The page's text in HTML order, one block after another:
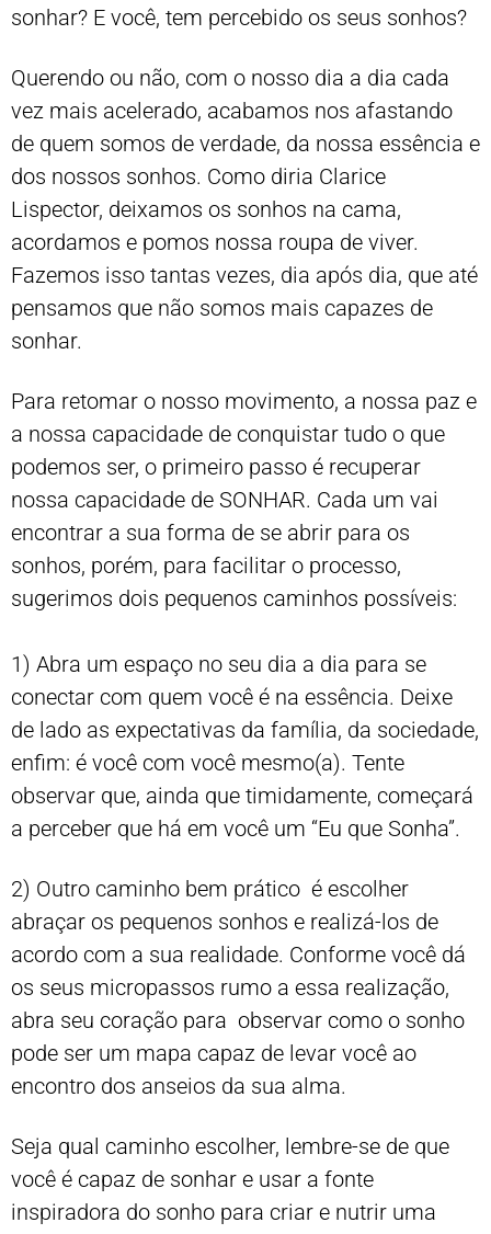
sonhar? E você, tem percebido os seus sonhos?
Querendo ou não, com o nosso dia a dia cada
vez mais acelerado, acabamos nos afastando
de quem somos de verdade, da nossa essência e
dos nossos sonhos. Como diria Clarice
Lispector, deixamos os sonhos na cama,
acordamos e pomos nossa roupa de viver.
Fazemos isso tantas vezes, dia após dia, que até
pensamos que não somos mais capazes de
sonhar.
Para retomar o nosso movimento, a nossa paz e
a nossa capacidade de conquistar tudo o que
podemos ser, o primeiro passo é recuperar
nossa capacidade de SONHAR. Cada um vai
encontrar a sua forma de se abrir para os
sonhos, porém, para facilitar o processo,
sugerimos dois pequenos caminhos possíveis:
1) Abra um espaço no seu dia a dia para se
conectar com quem você é na essência. Deixe
de lado as expectativas da família, da sociedade,
enfim: é você com você mesmo(a). Tente
observar que, ainda que timidamente, começará
a perceber que há em você um “Eu que Sonha”.
2) Outro caminho bem prático é escolher
abraçar os pequenos sonhos e realizá-los de
acordo com a sua realidade. Conforme você dá
os seus micropassos rumo a essa realização,
abra seu coração para observar como o sonho
pode ser um mapa capaz de levar você ao
encontro dos anseios da sua alma.
Seja qual caminho escolher, lembre-se de que
você é capaz de sonhar e usar a fonte
inspiradora do sonho para criar e nutrir uma